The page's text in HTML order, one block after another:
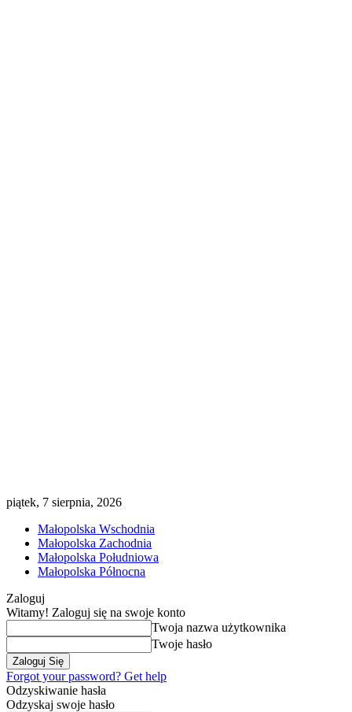
piątek, 7 sierpnia, 2026
Małopolska Wschodnia
Małopolska Zachodnia
Małopolska Południowa
Małopolska Północna
Zaloguj
Witamy! Zaloguj się na swoje konto
Twoja nazwa użytkownika
Twoje hasło
Forgot your password? Get help
Odzyskiwanie hasła
Odzyskaj swoje hasło